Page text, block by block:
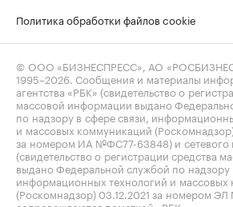
Политика обработки файлов cookie
© ООО «БИЗНЕСПРЕСС», АО
1995–2026 . Сообщения и материалы
агентства «РБК» (свидетельство о
массовой информации выдано
по надзору в сфере связи,
и массовых коммуникаций
за номером ИА №ФС77-63848) и сетевого
(свидетельство о регистрации средства
выдано Федеральной службой по надзору
информационных технологий и массовых
(Роскомнадзор) 03.12.2021 за номером